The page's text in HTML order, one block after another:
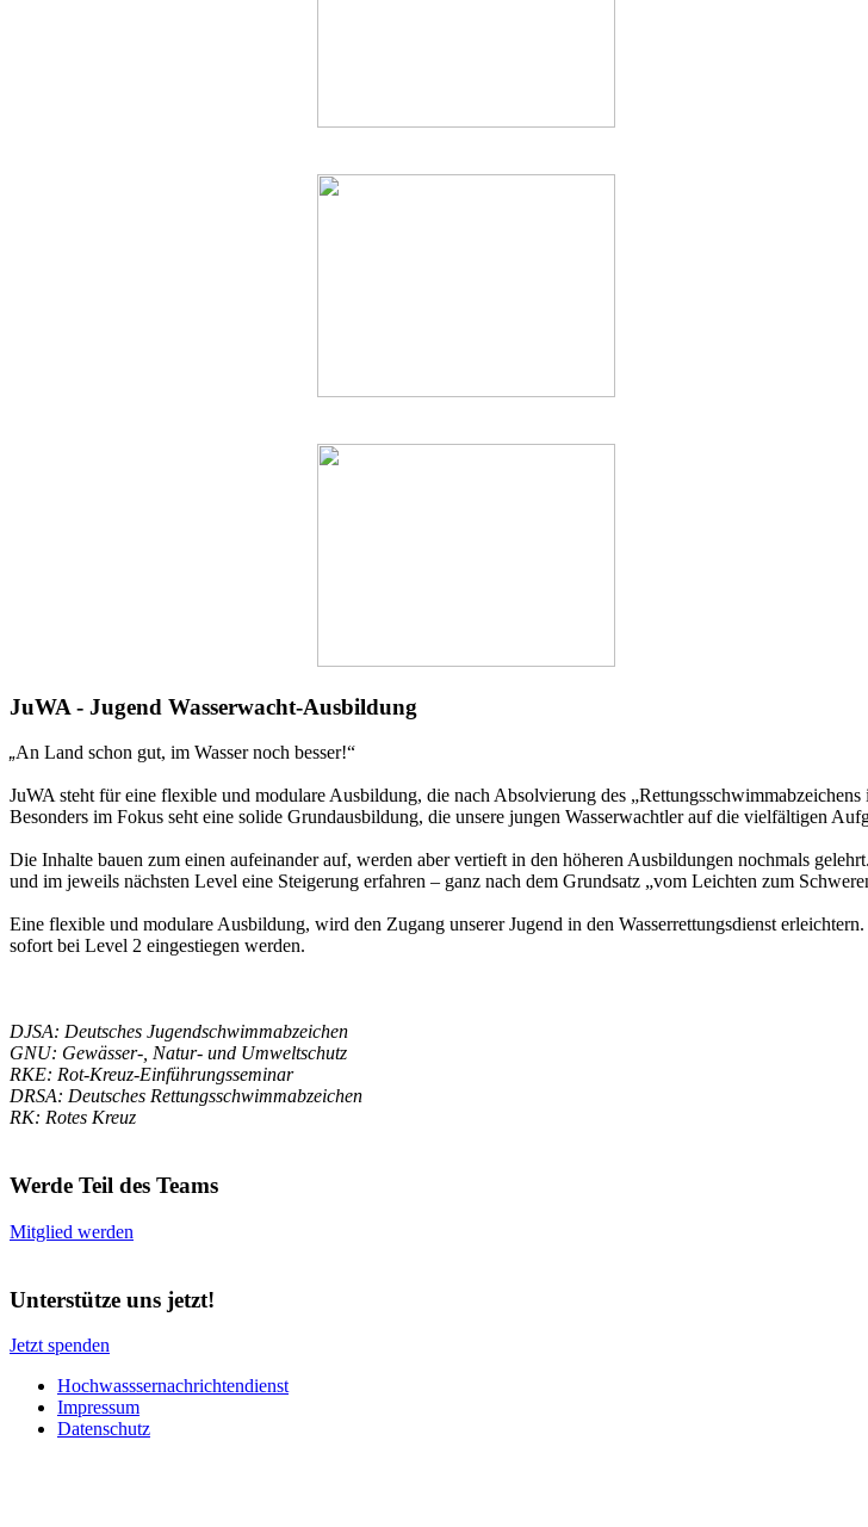
JuWA - Jugend Wasserwacht-Ausbildung
„An Land schon gut, im Wasser noch besser!“
JuWA steht für eine flexible und modulare Ausbildung, die nach Absolvierung des
Besonders im Fokus seht eine solide Grundausbildung, die unsere jungen Wasserwachtler auf die vielfältigen
Die Inhalte bauen zum einen aufeinander auf, werden aber vertieft in den höheren Ausbildungen nochmals
und im jeweils nächsten Level eine Steigerung erfahren – ganz nach dem Grundsatz „vom Leichten zum
Eine flexible und modulare Ausbildung, wird den Zugang unserer Jugend in den Wasserrettungsdienst
sofort bei Level 2 eingestiegen werden.
DJSA: Deutsches Jugendschwimmabzeichen
GNU: Gewässer-, Natur- und Umweltschutz
RKE: Rot-Kreuz-Einführungsseminar
DRSA: Deutsches Rettungsschwimmabzeichen
RK: Rotes Kreuz
Werde Teil des Teams
Mitglied werden
Unterstütze uns jetzt!
Jetzt spenden
Hochwasssernachrichtendienst
Impressum
Datenschutz